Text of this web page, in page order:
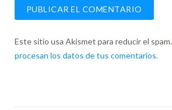
Este sitio usa Akismet para reducir el spam.
procesan los datos de tus comentarios.